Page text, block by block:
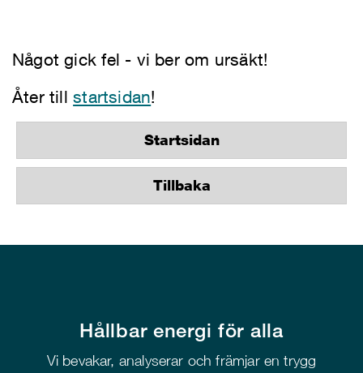
Något gick fel - vi ber om ursäkt!
Åter tillstartsidan!
Startsidan
Tillbaka
Hållbar energi för alla
Vi bevakar, analyserar och främjar en trygg